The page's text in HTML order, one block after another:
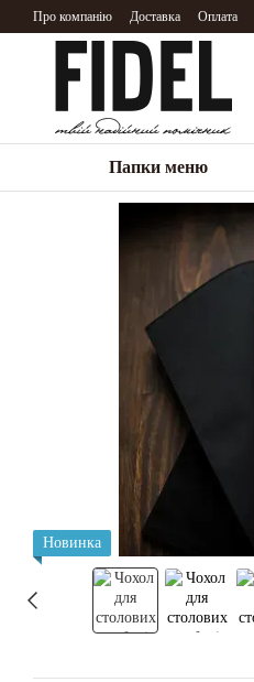
Перейти до основного контенту
Про компанію Доставка Оплата
Папки меню
Новинка